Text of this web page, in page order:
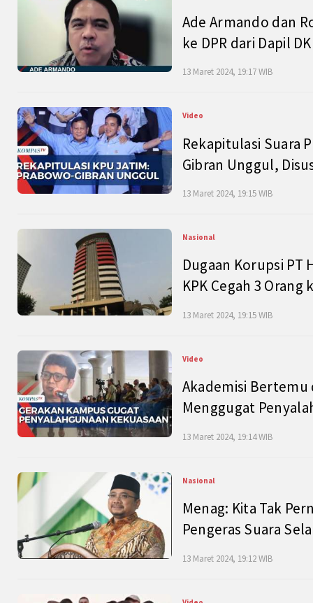
Ade Armando dan
ke DPR dari Dapil
13 Maret 2024, 19:17 WIB
Video
Rekapitulasi Suara
Gibran Unggul,
13 Maret 2024, 19:15 WIB
Nasional
Dugaan Korupsi PT
KPK Cegah 3 Orang
13 Maret 2024, 19:15 WIB
Video
Akademisi Bertemu
Menggugat
13 Maret 2024, 19:14 WIB
Nasional
Menag: Kita Tak
Pengeras Suara
13 Maret 2024, 19:12 WIB